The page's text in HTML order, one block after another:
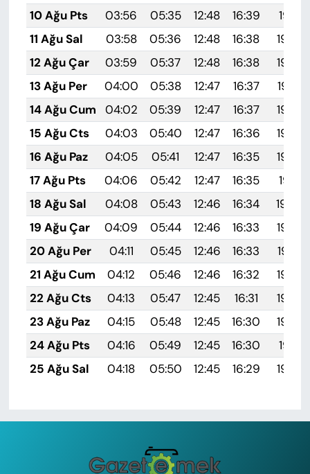
10 Ağu Pts
03:56 05:35 12:48 16:39
19:51
11 Ağu Sal
03:58 05:36 12:48 16:38
19:49
12 Ağu Çar
03:59 05:37 12:48 16:38
19:48
13 Ağu Per
04:00 05:38 12:47 16:37
19:47
14 Ağu Cum
04:02 05:39 12:47 16:37
19:45
15 Ağu Cts
04:03 05:40 12:47 16:36
19:44
16 Ağu Paz
04:05 05:41 12:47 16:35
19:42
17 Ağu Pts
04:06 05:42 12:47 16:35
19:41
18 Ağu Sal
04:08 05:43 12:46 16:34
19:40
19 Ağu Çar
04:09 05:44 12:46 16:33
19:38
20 Ağu Per
04:11 05:45 12:46 16:33
19:37
21 Ağu Cum
04:12 05:46 12:46 16:32
19:35
22 Ağu Cts
04:13 05:47 12:45 16:31
19:34
23 Ağu Paz
04:15 05:48 12:45 16:30
19:32
24 Ağu Pts
04:16 05:49 12:45 16:30
19:31
25 Ağu Sal
04:18 05:50 12:45 16:29 19:29